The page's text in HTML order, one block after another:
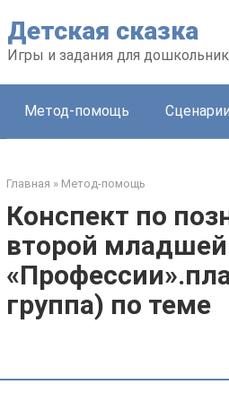
Детская сказка
Игры и задания для
Метод-помощь Сценарии
Главная » Метод-помощь
Конспект по
второй младшей
группа) по теме